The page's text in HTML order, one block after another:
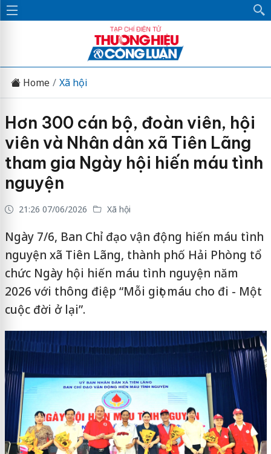
Home Xã hội
Hơn 300 cán bộ, đoàn viên, hội
viên và Nhân dân xã Tiên Lãng
tham gia Ngày hội hiến máu tình
nguyện
21:26 07/06/2026 Xã hội
Ngày 7/6, Ban Chỉ đạo vận động hiến máu tình
nguyện xã Tiên Lãng, thành phố Hải Phòng tổ
chức Ngày hội hiến máu tình nguyện năm
2026 với thông điệp “Mỗi giọt máu cho đi - Một
cuộc đời ở lại”.